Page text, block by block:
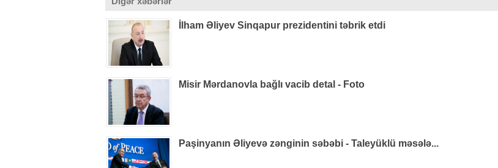
İlham Əliyev Sinqapur prezidentini təbrik etdi
Misir Mərdanovla bağlı vacib detal - Foto
Paşinyanın Əliyevə zənginin səbəbi - Taleyüklü məsələ...